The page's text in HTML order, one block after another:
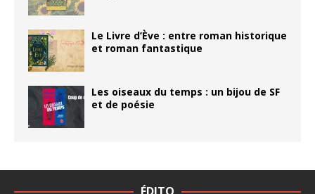
Le Livre d’Ève : entre roman historique
et roman fantastique
Les oiseaux du temps : un bijou de SF
et de poésie